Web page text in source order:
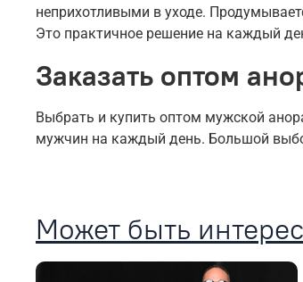
неприхотливыми в уходе.
Это практичное решение на каждый
Заказать оптом
Выбрать и купить оптом мужской
мужчин на каждый день. Большой
Может быть